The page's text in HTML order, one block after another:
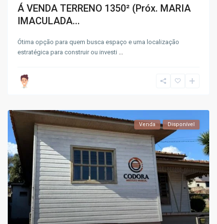
Á VENDA TERRENO 1350² (Próx. MARIA
IMACULADA...
Ótima opção para quem busca espaço e uma localização
estratégica para construir ou investi ...
Venda Disponível